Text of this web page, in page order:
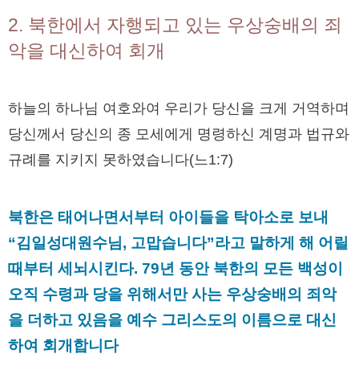
2. 북한에서 자행되고 있는 우상숭배의 죄
악을 대신하여 회개
하늘의 하나님 여호와여 우리가 당신을 크게 거역하며
당신께서 당신의 종 모세에게 명령하신 계명과 법규와
규례를 지키지 못하였습니다(느1:7)
북한은 태어나면서부터 아이들을 탁아소로 보내
“김일성대원수님, 고맙습니다”라고 말하게 해 어릴
때부터 세뇌시킨다. 79년 동안 북한의 모든 백성이
오직 수령과 당을 위해서만 사는 우상숭배의 죄악
을 더하고 있음을 예수 그리스도의 이름으로 대신
하여 회개합니다